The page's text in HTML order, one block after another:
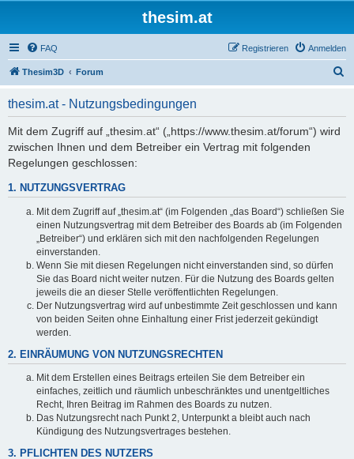
thesim.at
FAQ Anmelden
Registrieren
Thesim3D Forum
thesim.at - Nutzungsbedingungen
Mit dem Zugriff auf „thesim.at“ („https://www.thesim.at/forum“) wird
zwischen Ihnen und dem Betreiber ein Vertrag mit folgenden
Regelungen geschlossen:
1. NUTZUNGSVERTRAG
Mit dem Zugriff auf „thesim.at“ (im Folgenden „das Board“) schließen Sie
einen Nutzungsvertrag mit dem Betreiber des Boards ab (im Folgenden
„Betreiber“) und erklären sich mit den nachfolgenden Regelungen
einverstanden.
Wenn Sie mit diesen Regelungen nicht einverstanden sind, so dürfen
Sie das Board nicht weiter nutzen. Für die Nutzung des Boards gelten
jeweils die an dieser Stelle veröffentlichten Regelungen.
Der Nutzungsvertrag wird auf unbestimmte Zeit geschlossen und kann
von beiden Seiten ohne Einhaltung einer Frist jederzeit gekündigt
werden.
2. EINRÄUMUNG VON NUTZUNGSRECHTEN
Mit dem Erstellen eines Beitrags erteilen Sie dem Betreiber ein
einfaches, zeitlich und räumlich unbeschränktes und unentgeltliches
Recht, Ihren Beitrag im Rahmen des Boards zu nutzen.
Das Nutzungsrecht nach Punkt 2, Unterpunkt a bleibt auch nach
Kündigung des Nutzungsvertrages bestehen.
3. PFLICHTEN DES NUTZERS